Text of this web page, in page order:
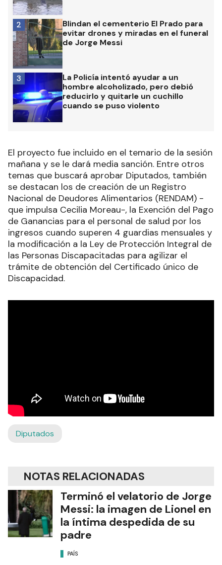
Blindan el cementerio El Prado para
evitar drones y miradas en el funeral
de Jorge Messi
2
La Policía intentó ayudar a un
hombre alcoholizado, pero debió
reducirlo y quitarle un cuchillo
cuando se puso violento
3
El proyecto fue incluido en el temario de la sesión
mañana y se le dará media sanción. Entre otros
temas que buscará aprobar Diputados, también
se destacan los de creación de un Registro
Nacional de Deudores Alimentarios (RENDAM) -
que impulsa Cecilia Moreau-, la Exención del Pago
de Ganancias para el personal de salud por los
ingresos cuando superen 4 guardias mensuales y
la modificación a la Ley de Protección Integral de
las Personas Discapacitadas para agilizar el
trámite de obtención del Certificado único de
Discapacidad.
Diputados
NOTAS RELACIONADAS
Terminó el velatorio de Jorge
Messi: la imagen de Lionel en
la íntima despedida de su
padre
PAÍS